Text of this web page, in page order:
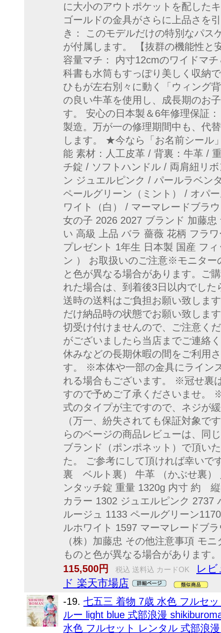
に大小のアウトポケットを配した
ゴールドの金具がさらに上品さを
き： このモデルだけの特別なパス
が付属します。 【抜群の機能性と
容量マチ： 内寸12cmのワイドマ
科書も水筒もすっぽり美しく収納
ひもが左右別々に動く「ウィング
の良い牛革を使用し、成長期のお
す。 安心の日本製＆6年修理保証
製造。万が一の修理期間中も、代
します。 ★今なら「お名前シール
能 素材：人工皮革 / 背裏：牛革 /
チ錠 / ソフトハンドル / 両肩紐リ
ン ジュエルピンク / パールラベン
ペールグリーン（ミント） / オパ
ワイト（白） / マーマレードブラ
女の子 2026 2027 ブランド 加藤
い 高級 上品 バラ 薔薇 花柄 フラ
プレゼント 1年生 日本製 国産 フ
ン ） お取扱いのご注意※モニター
と色が異なる場合があります。ご
れた場合は、到着後3日以内でし
送時の送料はご負担お願い致しま
だけ納品時の状態でお願い致しま
切受け付けませんので、ご注意く
がございましたら当店までご連
休みなどの長期休暇の間をご利用
す。 ※本体や一部の金具にライン
れる場合もございます。 ※冠せ裏
すので予めご了承くださいませ。
式のタイプが主ですので、ネジが
（万一、紛失されても保証対象
らのベージの商品レビューは、同
ブランド（ポンポネット）で頂い
た。 ご参考にして頂ければ幸いで
裏 ベルト裏） 牛革 （かぶせ裏）
ンタッチ錠 重量 1320g 内寸 約
カラー 1302 ジュエルピンク 2737
ルージュ 1133 ペールグリーン
ルホワイト 1597 マーマレードブ
（株）加藤忠 その他注意事項 モ
ものと色が異なる場合があります。
115,500円
税込 送料込 カードOK
レビ
ド 楽天市場店
-19. 七五三 着物 7歳 水色 フルセ
ルー light blue 式部浪漫
水色 フルセット レンタル 式部浪